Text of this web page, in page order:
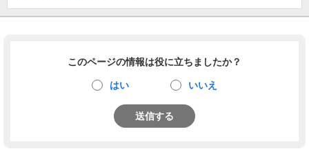
このページの情報は役に立ちましたか？
はい いいえ
送信する